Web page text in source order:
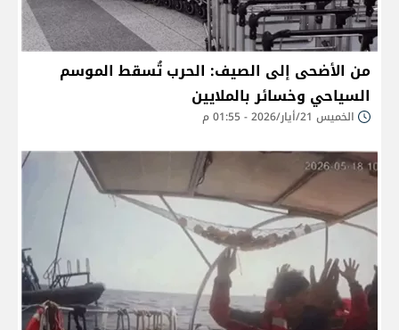
من الأضحى إلى الصيف: الحرب تُسقط الموسم
السياحي وخسائر بالملايين
الخميس 21/أيار/2026 - 01:55 م